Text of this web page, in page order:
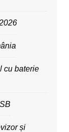
cu baterie
și